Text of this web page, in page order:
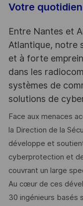
Votre quotidien
Entre Nantes et
Atlantique, notre
et à forte
dans les
systèmes de
solutions de
Face aux menaces
la Direction de la
développe et
cyberprotection et
couvrant un large
Au cœur de ces
30 ingénieurs basés